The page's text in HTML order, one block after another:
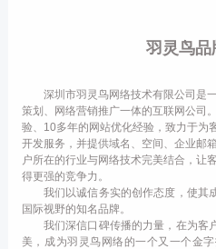
羽灵鸟品
深圳市羽灵鸟网络技术有限公司是
策划、网络营销推广一体的互联网公司
验、10多年的网站优化经验，致力于为
开发服务，并提供域名、空间、企业邮
户所在的行业与网络技术完美结合，让
得更强的竞争力。
我们以诚信务实的创作态度，使其
国际视野的知名品牌。
我们深信口碑传播的力量，在为客
美，成为羽灵鸟网络的一个又一个金